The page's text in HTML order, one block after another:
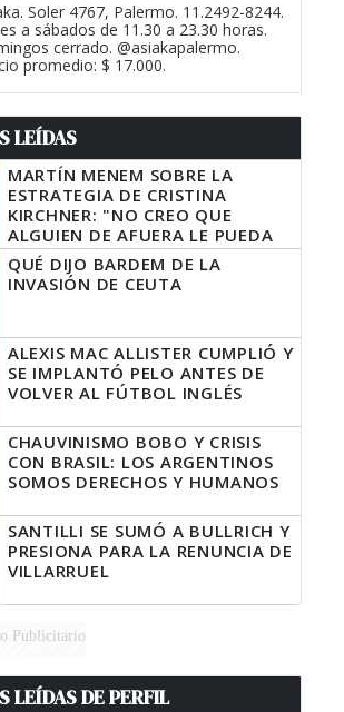
Soler 4767, Palermo. 11.2492-8244.
a sábados de 11.30 a 23.30 horas.
cerrado. @asiakapalermo.
promedio: $ 17.000.
LEÍDAS
MARTÍN MENEM SOBRE LA
ESTRATEGIA DE CRISTINA
KIRCHNER: "NO CREO QUE
ALGUIEN DE AFUERA LE PUEDA
DECIR A LA JUSTICIA LO QUE
TIENE QUE HACER"
QUÉ DIJO BARDEM DE LA
INVASIÓN DE CEUTA
ALEXIS MAC ALLISTER CUMPLIÓ Y
SE IMPLANTÓ PELO ANTES DE
VOLVER AL FÚTBOL INGLÉS
CHAUVINISMO BOBO Y CRISIS
CON BRASIL: LOS ARGENTINOS
SOMOS DERECHOS Y HUMANOS
SANTILLI SE SUMÓ A BULLRICH Y
PRESIONA PARA LA RENUNCIA DE
VILLARRUEL
Publicitario
LEÍDAS DE PERFIL